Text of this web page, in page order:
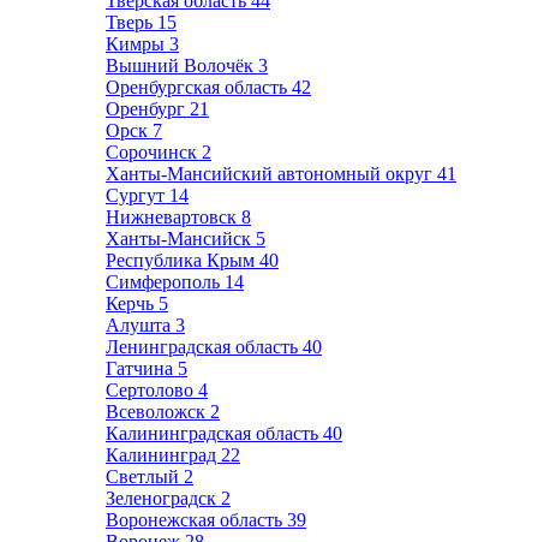
Тверь 15
Кимры 3
Вышний Волочёк 3
Оренбургская область 42
Оренбург 21
Орск 7
Сорочинск 2
Ханты-Мансийский автономный округ 41
Сургут 14
Нижневартовск 8
Ханты-Мансийск 5
Республика Крым 40
Симферополь 14
Керчь 5
Алушта 3
Ленинградская область 40
Гатчина 5
Сертолово 4
Всеволожск 2
Калининградская область 40
Калининград 22
Светлый 2
Зеленоградск 2
Воронежская область 39